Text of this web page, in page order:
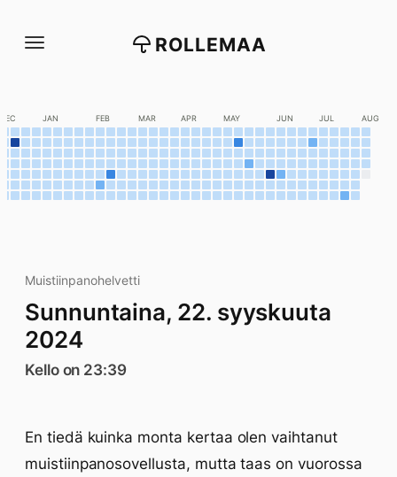
suoraan
ROLLEMAA
DEC JAN FEB MAR APR MAY JUN JUL AUG
Muistiinpanohelvetti
Sunnuntaina, 22. syyskuuta
2024
Kello on 23:39
En tiedä kuinka monta kertaa olen vaihtanut
muistiinpanosovellusta, mutta taas on vuorossa